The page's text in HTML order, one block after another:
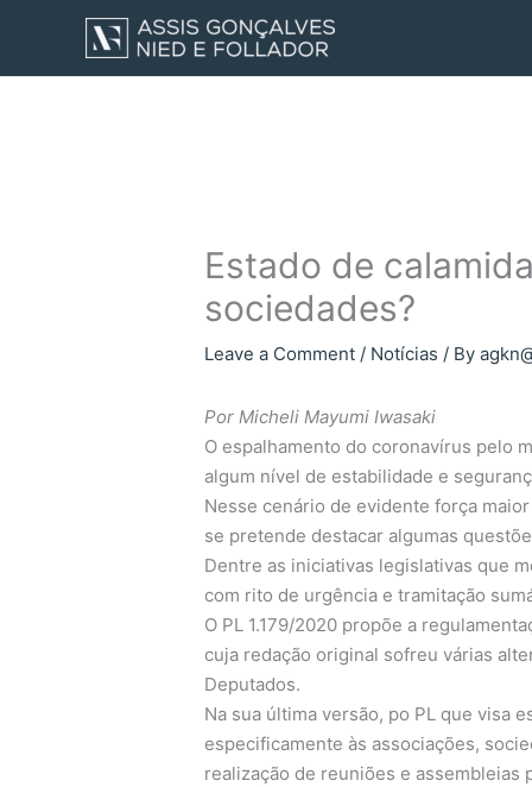
content
Estado de
sociedades?
Leave a Comment / Notícias / By
Por Micheli Mayumi Iwasaki
O espalhamento do coronavírus pelo
algum nível de estabilidade e
Nesse cenário de evidente força
se pretende destacar algumas
Dentre as iniciativas legislativas que
com rito de urgência e tramitação
O PL 1.179/2020 propõe a
cuja redação original sofreu várias
Deputados.
Na sua última versão, po PL que visa
especificamente às associações,
realização de reuniões e assembleias